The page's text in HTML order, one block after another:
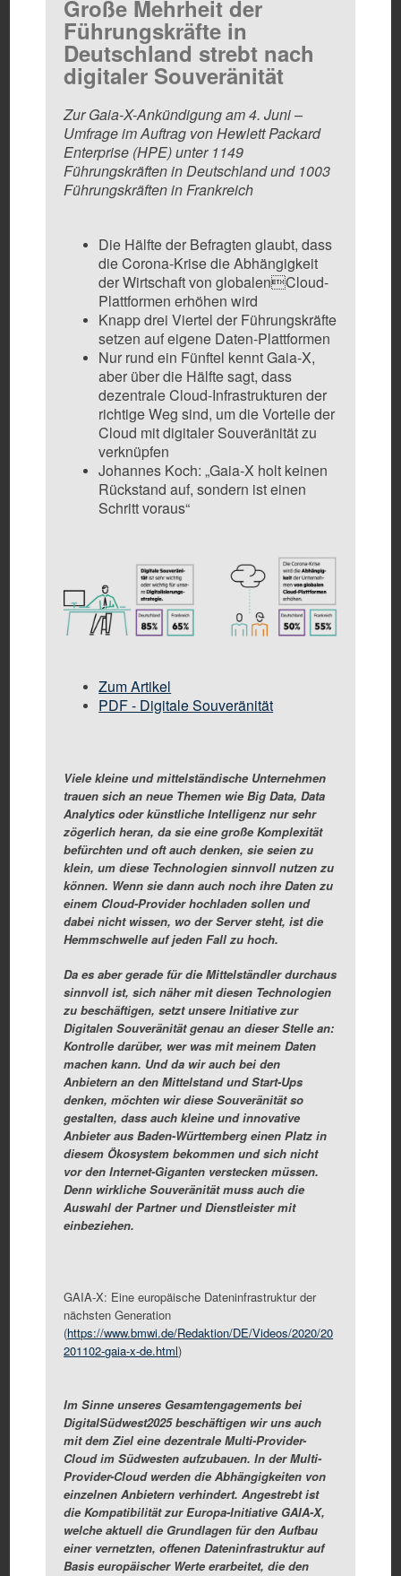
Große Mehrheit der
Führungskräfte in
Deutschland strebt nach
digitaler Souveränität
Zur Gaia-X-Ankündigung am 4. Juni –
Umfrage im Auftrag von Hewlett Packard
Enterprise (HPE) unter 1149
Führungskräften in Deutschland und 1003
Führungskräften in Frankreich
Die Hälfte der Befragten glaubt, dass
die Corona-Krise die Abhängigkeit
der Wirtschaft von globalenCloud-
Plattformen erhöhen wird
Knapp drei Viertel der Führungskräfte
setzen auf eigene Daten-Plattformen
Nur rund ein Fünftel kennt Gaia-X,
aber über die Hälfte sagt, dass
dezentrale Cloud-Infrastrukturen der
richtige Weg sind, um die Vorteile der
Cloud mit digitaler Souveränität zu
verknüpfen
Johannes Koch: „Gaia-X holt keinen
Rückstand auf, sondern ist einen
Schritt voraus“
Zum Artikel
PDF - Digitale Souveränität
Viele kleine und mittelständische Unternehmen
trauen sich an neue Themen wie Big Data, Data
Analytics oder künstliche Intelligenz nur sehr
zögerlich heran, da sie eine große Komplexität
befürchten und oft auch denken, sie seien zu
klein, um diese Technologien sinnvoll nutzen zu
können. Wenn sie dann auch noch ihre Daten zu
einem Cloud-Provider hochladen sollen und
dabei nicht wissen, wo der Server steht, ist die
Hemmschwelle auf jeden Fall zu hoch.
Da es aber gerade für die Mittelständler durchaus
sinnvoll ist, sich näher mit diesen Technologien
zu beschäftigen, setzt unsere Initiative zur
Digitalen Souveränität genau an dieser Stelle an:
Kontrolle darüber, wer was mit meinem Daten
machen kann. Und da wir auch bei den
Anbietern an den Mittelstand und Start-Ups
denken, möchten wir diese Souveränität so
gestalten, dass auch kleine und innovative
Anbieter aus Baden-Württemberg einen Platz in
diesem Ökosystem bekommen und sich nicht
vor den Internet-Giganten verstecken müssen.
Denn wirkliche Souveränität muss auch die
Auswahl der Partner und Dienstleister mit
einbeziehen.
GAIA-X: Eine europäische Dateninfrastruktur der
nächsten Generation
(https://www.bmwi.de/Redaktion/DE/Videos/2020/20
201102-gaia-x-de.html)
Im Sinne unseres Gesamtengagements bei
DigitalSüdwest2025 beschäftigen wir uns auch
mit dem Ziel eine dezentrale Multi-Provider-
Cloud im Südwesten aufzubauen. In der Multi-
Provider-Cloud werden die Abhängigkeiten von
einzelnen Anbietern verhindert. Angestrebt ist
die Kompatibilität zurEuropa-Initiative GAIA-X,
welche aktuell die Grundlagen für den Aufbau
einer vernetzten, offenen Dateninfrastruktur auf
Basis europäischer Werte erarbeitet, die den